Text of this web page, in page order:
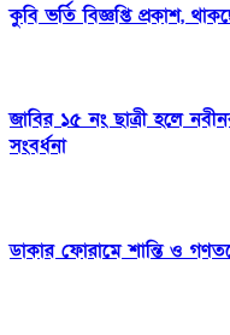
কুবি ভর্তি বিজ্ঞপ্তি প্রকাশ,
জাবির ১৫ নং ছাত্রী হলে
সংবর্ধনা
ডাকার ফোরামে শান্তি ও